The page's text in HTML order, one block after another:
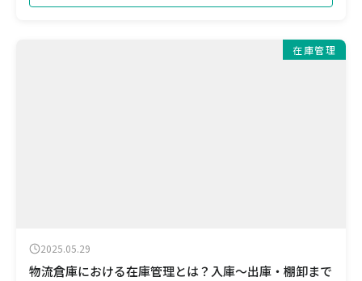
在庫管理
2025.05.29
物流倉庫における在庫管理とは？入庫〜出庫・棚卸まで